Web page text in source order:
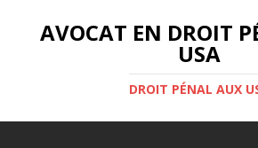
AVOCAT EN DROIT
USA
DROIT PÉNAL AUX